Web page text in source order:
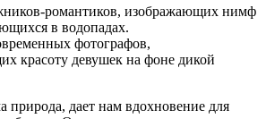
романтиков, изображающих нимф
в водопадах.
фотографов,
красоту девушек на фоне дикой
природа, дает нам вдохновение для